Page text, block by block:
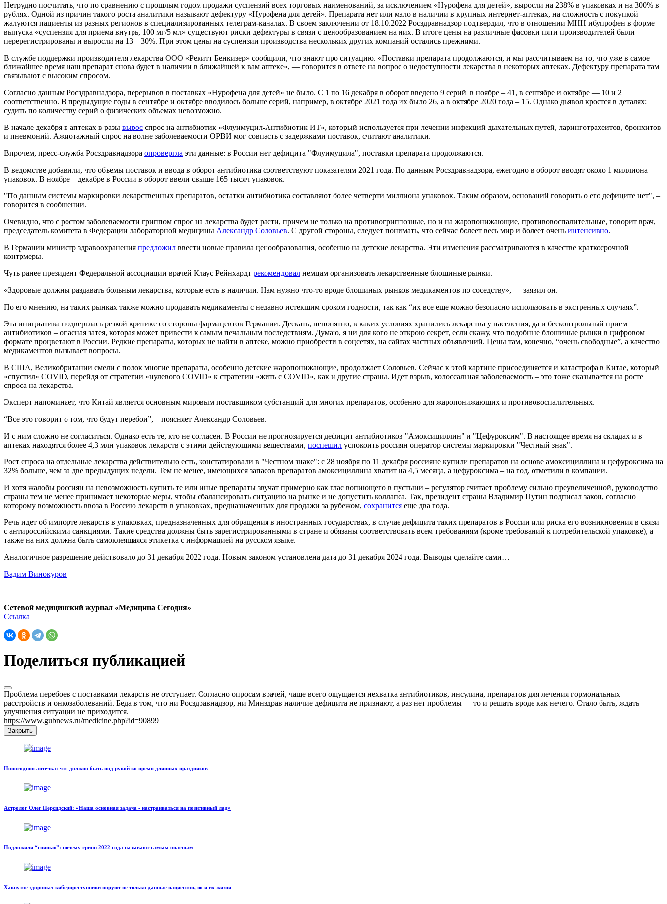
Нетрудно посчитать, что по сравнению с прошлым годом продажи суспензий всех торговых наименований, за исключением «Нурофена для детей», выросли на 238% в упаковках и на 300% в
рублях. Одной из причин такого роста аналитики называют дефектуру «Нурофена для детей». Препарата нет или мало в наличии в крупных интернет-аптеках, на сложность с покупкой
жалуются пациенты из разных регионов в специализированных телеграм-каналах. В своем заключении от 18.10.2022 Росздравнадзор подтвердил, что в отношении МНН ибупрофен в форме
выпуска «суспензия для приема внутрь, 100 мг/5 мл» существуют риски дефектуры в связи с ценообразованием на них. В итоге цены на различные фасовки пяти производителей были
перерегистрированы и выросли на 13—30%. При этом цены на суспензии производства нескольких других компаний остались прежними.
В службе поддержки производителя лекарства ООО «Рекитт Бенкизер» сообщили, что знают про ситуацию. «Поставки препарата продолжаются, и мы рассчитываем на то, что уже в самое
ближайшее время наш препарат снова будет в наличии в ближайшей к вам аптеке», — говорится в ответе на вопрос о недоступности лекарства в некоторых аптеках. Дефектуру препарата там
связывают с высоким спросом.
Согласно данным Росздравнадзора, перерывов в поставках «Нурофена для детей» не было. С 1 по 16 декабря в оборот введено 9 серий, в ноябре – 41, в сентябре и октябре — 10 и 2
соответственно. В предыдущие годы в сентябре и октябре вводилось больше серий, например, в октябре 2021 года их было 26, а в октябре 2020 года – 15. Однако дьявол кроется в деталях:
судить по количеству серий о физических объемах невозможно.
В начале декабря в аптеках в разы вырос спрос на антибиотик «Флуимуцил-Антибиотик ИТ», который используется при лечении инфекций дыхательных путей, ларинготрахеитов, бронхитов
и пневмоний. Ажиотажный спрос на волне заболеваемости ОРВИ мог совпасть с задержками поставок, считают аналитики.
Впрочем, пресс-служба Росздравнадзора опровергла эти данные: в России нет дефицита "Флуимуцила", поставки препарата продолжаются.
В ведомстве добавили, что объемы поставок и ввода в оборот антибиотика соответствуют показателям 2021 года. По данным Росздравнадзора, ежегодно в оборот вводят около 1 миллиона
упаковок. В ноябре – декабре в России в оборот ввели свыше 165 тысяч упаковок.
"По данным системы маркировки лекарственных препаратов, остатки антибиотика составляют более четверти миллиона упаковок. Таким образом, оснований говорить о его дефиците нет", –
говорится в сообщении.
Очевидно, что с ростом заболеваемости гриппом спрос на лекарства будет расти, причем не только на противогриппозные, но и на жаропонижающие, противовоспалительные, говорит врач,
председатель комитета в Федерации лабораторной медицины Александр Соловьев. С другой стороны, следует понимать, что сейчас болеет весь мир и болеет очень интенсивно.
В Германии министр здравоохранения предложил ввести новые правила ценообразования, особенно на детские лекарства. Эти изменения рассматриваются в качестве краткосрочной
контрмеры.
Чуть ранее президент Федеральной ассоциации врачей Клаус Рейнхардт рекомендовал немцам организовать лекарственные блошиные рынки.
«Здоровые должны раздавать больным лекарства, которые есть в наличии. Нам нужно что-то вроде блошиных рынков медикаментов по соседству», — заявил он.
По его мнению, на таких рынках также можно продавать медикаменты с недавно истекшим сроком годности, так как “их все еще можно безопасно использовать в экстренных случаях”.
Эта инициатива подверглась резкой критике со стороны фармацевтов Германии. Дескать, непонятно, в каких условиях хранились лекарства у населения, да и бесконтрольный прием
антибиотиков – опасная затея, которая может привести к самым печальным последствиям. Думаю, я ни для кого не открою секрет, если скажу, что подобные блошиные рынки в цифровом
формате процветают в России. Редкие препараты, которых не найти в аптеке, можно приобрести в соцсетях, на сайтах частных объявлений. Цены там, конечно, “очень свободные”, а качество
медикаментов вызывает вопросы.
В США, Великобритании смели с полок многие препараты, особенно детские жаропонижающие, продолжает Соловьев. Сейчас к этой картине присоединяется и катастрофа в Китае, который
«спустил» COVID, перейдя от стратегии «нулевого COVID» к стратегии «жить с COVID», как и другие страны. Идет взрыв, колоссальная заболеваемость – это тоже сказывается на росте
спроса на лекарства.
Эксперт напоминает, что Китай является основным мировым поставщиком субстанций для многих препаратов, особенно для жаропонижающих и противовоспалительных.
“Все это говорит о том, что будут перебои”, – поясняет Александр Соловьев.
И с ним сложно не согласиться. Однако есть те, кто не согласен. В России не прогнозируется дефицит антибиотиков "Амоксициллин" и "Цефуроксим". В настоящее время на складах и в
аптеках находятся более 4,3 млн упаковок лекарств с этими действующими веществами, поспешил успокоить россиян оператор системы маркировки "Честный знак".
Рост спроса на отдельные лекарства действительно есть, констатировали в "Честном знаке": с 28 ноября по 11 декабря россияне купили препаратов на основе амоксициллина и цефуроксима на
32% больше, чем за две предыдущих недели. Тем не менее, имеющихся запасов препаратов амоксициллина хватит на 4,5 месяца, а цефуроксима – на год, отметили в компании.
И хотя жалобы россиян на невозможность купить те или иные препараты звучат примерно как глас вопиющего в пустыни – регулятор считает проблему сильно преувеличенной, руководство
страны тем не менее принимает некоторые меры, чтобы сбалансировать ситуацию на рынке и не допустить коллапса. Так, президент страны Владимир Путин подписал закон, согласно
которому возможность ввоза в Россию лекарств в упаковках, предназначенных для продажи за рубежом, сохранится еще два года.
Речь идет об импорте лекарств в упаковках, предназначенных для обращения в иностранных государствах, в случае дефицита таких препаратов в России или риска его возникновения в связи
с антироссийскими санкциями. Такие средства должны быть зарегистрированными в стране и обязаны соответствовать всем требованиям (кроме требований к потребительской упаковке), а
также на них должна быть самоклеящаяся этикетка с информацией на русском языке.
Аналогичное разрешение действовало до 31 декабря 2022 года. Новым законом установлена дата до 31 декабря 2024 года. Выводы сделайте сами…
Вадим Винокуров
Сетевой медицинский журнал «Медицина Сегодня»
Ссылка
Поделиться публикацией
Проблема перебоев с поставками лекарств не отступает. Согласно опросам врачей, чаще всего ощущается нехватка антибиотиков, инсулина, препаратов для лечения гормональных
расстройств и онкозаболеваний. Беда в том, что ни Росздравнадзор, ни Минздрав наличие дефицита не признают, а раз нет проблемы — то и решать вроде как нечего. Стало быть, ждать
улучшения ситуации не приходится.
https://www.gubnews.ru/medicine.php?id=90899
Закрыть
Новогодняя аптечка: что должно быть под рукой во время длинных праздников
Астролог Олег Персидский: «Наша основная задача - настраиваться на позитивный лад»
Подложили “свинью”: почему грипп 2022 года называют самым опасным
Хакнутое здоровье: киберпреступники воруют не только данные пациентов, но и их жизни